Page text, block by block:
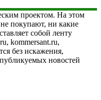
проектом. На этом
покупают, ни какие
собой ленту
kommersant.ru,
без искажения,
публикуемых новостей